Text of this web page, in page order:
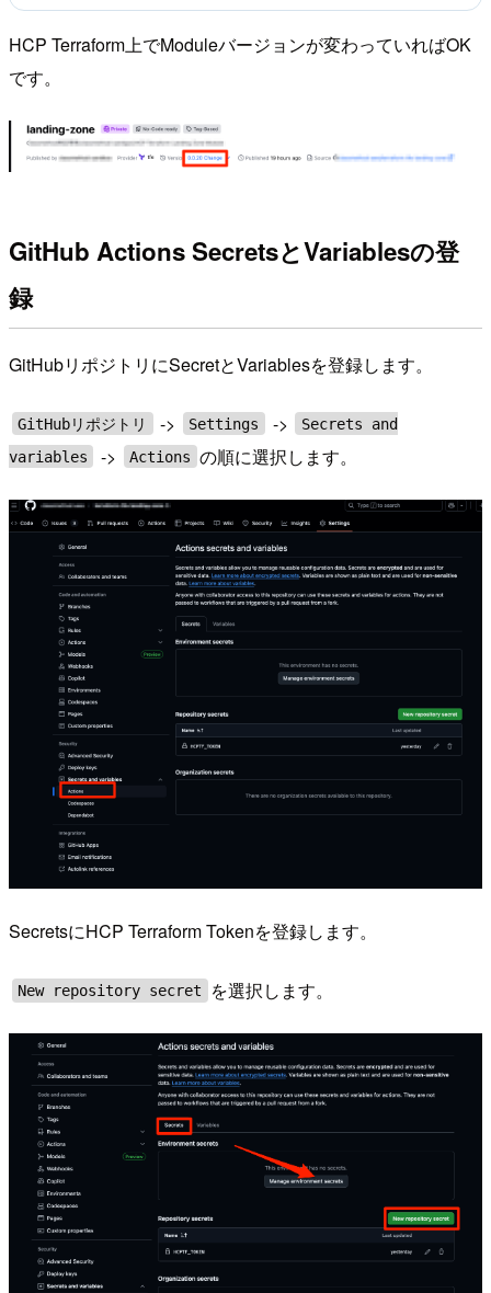
HCP Terraform上でModuleバージョンが変わっていればOK
です。
GitHub Actions SecretsとVariablesの登
録
GitHubリポジトリにSecretとVariablesを登録します。
GitHubリポジトリ -> Settings ->
Secrets and
variables
-> Actions の順に選択します。
SecretsにHCP Terraform Tokenを登録します。
New repository secret を選択します。